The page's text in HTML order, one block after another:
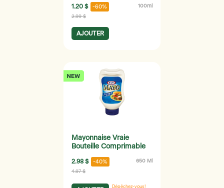
1.20 $ -60% 100ml
2.99 $
AJOUTER
Mayonnaise Vraie
Bouteille Comprimable
2.98 $ -40% 650 Ml
4.97 $
Dépêchez-vous!